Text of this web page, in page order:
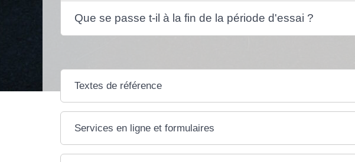
Que se passe t-il à la fin de la période d'essai ?
Textes de référence
Services en ligne et formulaires